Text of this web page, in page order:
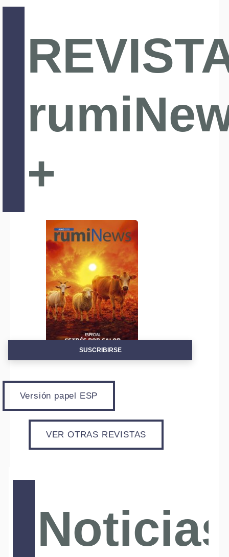
+
SUSCRIBIRSE
Versión papel ESP
VER OTRAS REVISTAS
Noticias